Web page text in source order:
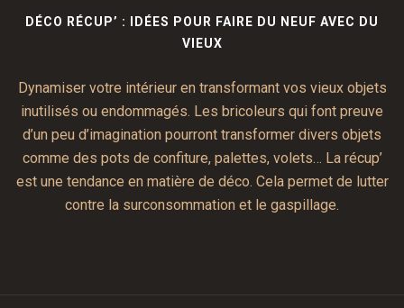
DÉCO RÉCUP’ : IDÉES POUR FAIRE DU NEUF AVEC DU
VIEUX
Dynamiser votre intérieur en transformant vos vieux objets
inutilisés ou endommagés. Les bricoleurs qui font preuve
d’un peu d’imagination pourront transformer divers objets
comme des pots de confiture, palettes, volets… La récup’
est une tendance en matière de déco. Cela permet de lutter
contre la surconsommation et le gaspillage.